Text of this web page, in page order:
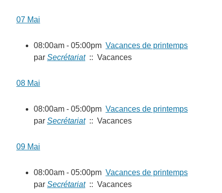
07 Mai
08:00am - 05:00pm Vacances de printemps
par Secrétariat:: Vacances
08 Mai
08:00am - 05:00pm Vacances de printemps
par Secrétariat:: Vacances
09 Mai
08:00am - 05:00pm Vacances de printemps
par Secrétariat:: Vacances